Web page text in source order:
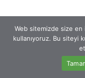
Web sitemizde size
kullanıyoruz. Bu siteyi